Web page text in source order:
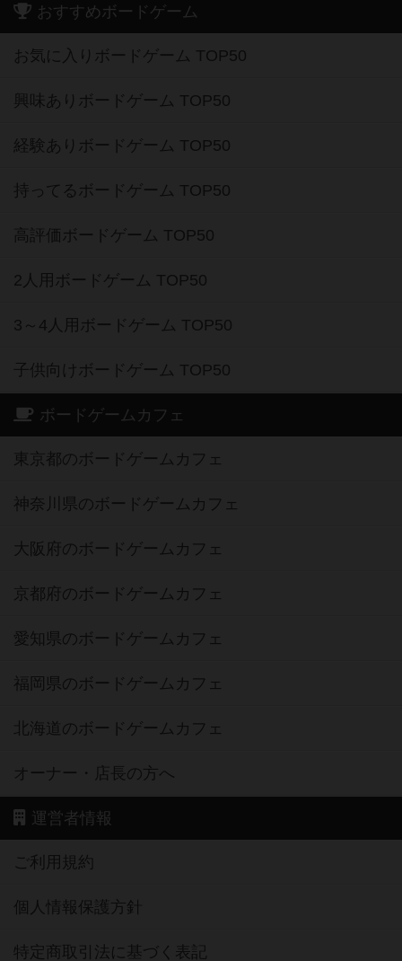
おすすめボードゲーム
お気に入りボードゲーム TOP50
興味ありボードゲーム TOP50
経験ありボードゲーム TOP50
持ってるボードゲーム TOP50
高評価ボードゲーム TOP50
2人用ボードゲーム TOP50
3～4人用ボードゲーム TOP50
子供向けボードゲーム TOP50
ボードゲームカフェ
東京都のボードゲームカフェ
神奈川県のボードゲームカフェ
大阪府のボードゲームカフェ
京都府のボードゲームカフェ
愛知県のボードゲームカフェ
福岡県のボードゲームカフェ
北海道のボードゲームカフェ
オーナー・店長の方へ
運営者情報
ご利用規約
個人情報保護方針
特定商取引法に基づく表記